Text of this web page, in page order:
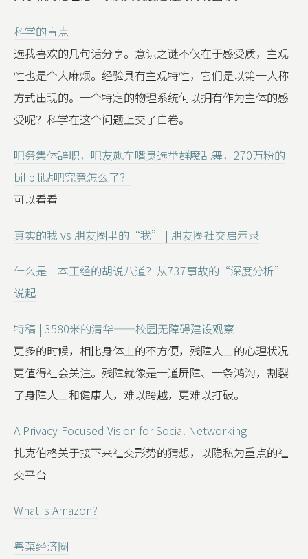
科学的盲点
选我喜欢的几句话分享。意识之谜不仅在于感受质，主观
性也是个大麻烦。经验具有主观特性，它们是以第一人称
方式出现的。一个特定的物理系统何以拥有作为主体的感
受呢？科学在这个问题上交了白卷。
吧务集体辞职，吧友飙车嘴臭选举群魔乱舞，270万粉的
bilibili贴吧究竟怎么了？
可以看看
真实的我 vs 朋友圈里的“我” | 朋友圈社交启示录
什么是一本正经的胡说八道？从737事故的“深度分析”
说起
特稿 | 3580米的清华——校园无障碍建设观察
更多的时候，相比身体上的不方便，残障人士的心理状况
更值得社会关注。残障就像是一道屏障、一条鸿沟，割裂
了身障人士和健康人，难以跨越，更难以打破。
A Privacy-Focused Vision for Social Networking
扎克伯格关于接下来社交形势的猜想，以隐私为重点的社
交平台
What is Amazon?
粤菜经济圈